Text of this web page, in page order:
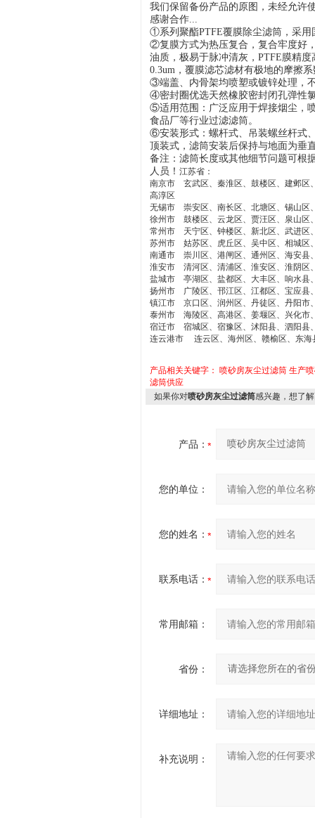
我们保留备份产品的原图，未经允许
感谢合作...
①系列聚酯PTFE覆膜除尘滤筒，采
②复膜方式为热压复合，复合牢度好
油质，极易于脉冲清灰，PTFE膜精
0.3um，覆膜滤芯滤材有极地的摩擦
③端盖、内骨架均喷塑或镀锌处理，
④密封圈优选天然橡胶密封闭孔弹性
⑤适用范围：广泛应用于焊接烟尘，
食品厂等行业过滤滤筒。
⑥安装形式：螺杆式、吊装螺丝杆式
顶装式，滤筒安装后保持与地面为垂
备注：滤筒长度或其他细节问题可根
人员！ 江苏省：
南京市 玄武区、秦淮区、鼓楼区、建邺区
高淳区
无锡市 崇安区、南长区、北塘区、锡山区
徐州市 鼓楼区、云龙区、贾汪区、泉山区
常州市 天宁区、钟楼区、新北区、武进区
苏州市 姑苏区、虎丘区、吴中区、相城区
南通市 崇川区、港闸区、通州区、海安县
淮安市 清河区、清浦区、淮安区、淮阴区
盐城市 亭湖区、盐都区、大丰区、响水县
扬州市 广陵区、邗江区、江都区、宝应县
镇江市 京口区、润州区、丹徒区、丹阳市
泰州市 海陵区、高港区、姜堰区、兴化市
宿迁市 宿城区、宿豫区、沭阳县、泗阳县
连云港市 连云区、海州区、赣榆区、东海
产品相关关键字： 喷砂房灰尘过滤筒 生产
滤筒供应
如果你对喷砂房灰尘过滤筒感兴趣，想了
产品：
您的单位：
您的姓名：
联系电话：
常用邮箱：
省份：
详细地址：
补充说明：